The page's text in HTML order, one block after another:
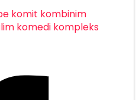
komit kombinim
komedi kompleks